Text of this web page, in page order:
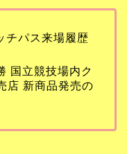
チパス来場履歴
国立競技場内ク
店 新商品発売の